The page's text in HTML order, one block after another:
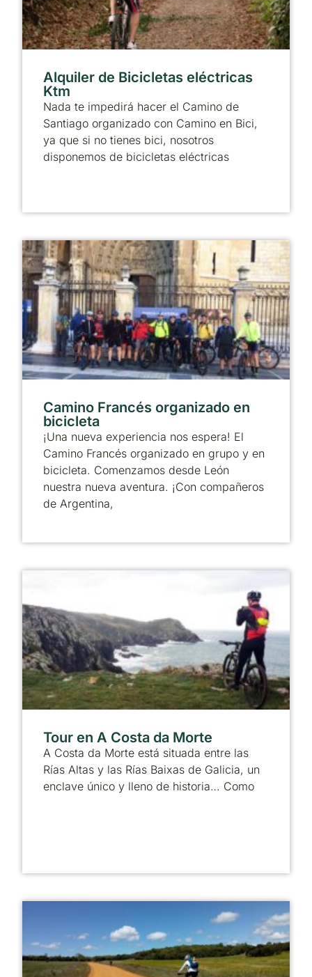
Alquiler de Bicicletas eléctricas
Ktm
Nada te impedirá hacer el Camino de
Santiago organizado con Camino en Bici,
ya que si no tienes bici, nosotros
disponemos de bicicletas eléctricas
Camino Francés organizado en
bicicleta
¡Una nueva experiencia nos espera! El
Camino Francés organizado en grupo y en
bicicleta. Comenzamos desde León
nuestra nueva aventura. ¡Con compañeros
de Argentina,
Tour en A Costa da Morte
A Costa da Morte está situada entre las
Rías Altas y las Rías Baixas de Galicia, un
enclave único y lleno de historia… Como